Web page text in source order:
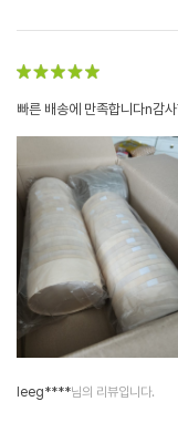
빠른 배송에 만족합니다n감
leeg****님의 리뷰입니다.